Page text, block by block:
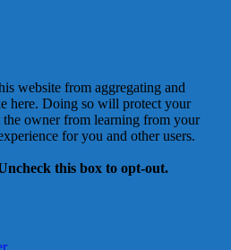
website from aggregating and
here. Doing so will protect your
owner from learning from your
for you and other users.
this box to opt-out.